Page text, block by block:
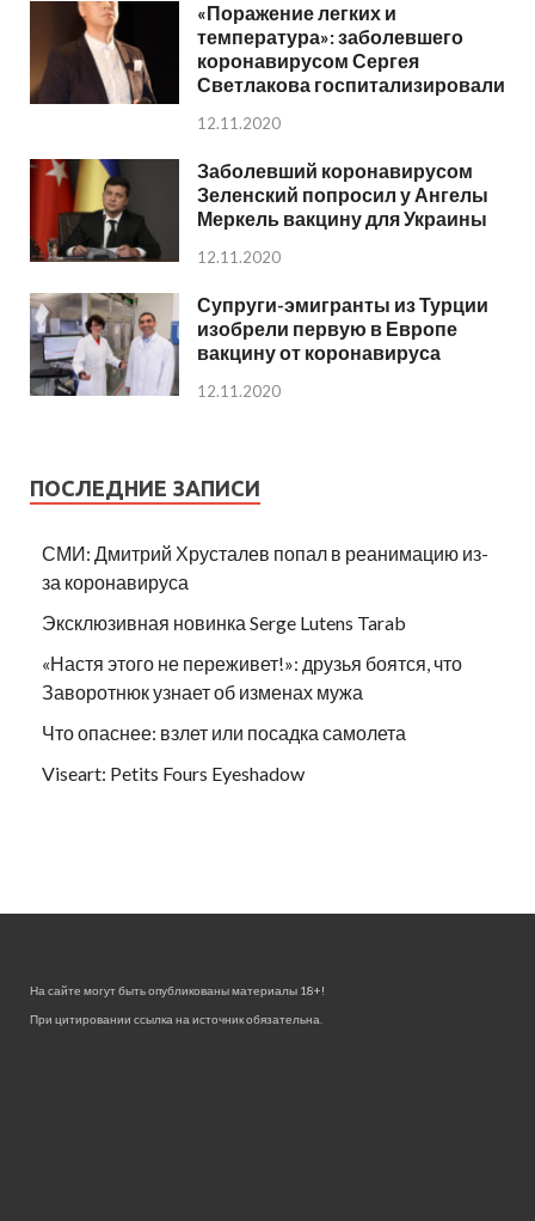
«Поражение легких и
температура»: заболевшего
коронавирусом Сергея
Светлакова госпитализировали
12.11.2020
Заболевший коронавирусом
Зеленский попросил у Ангелы
Меркель вакцину для Украины
12.11.2020
Супруги-эмигранты из Турции
изобрели первую в Европе
вакцину от коронавируса
12.11.2020
ПОСЛЕДНИЕ ЗАПИСИ
СМИ: Дмитрий Хрусталев попал в реанимацию из-
за коронавируса
Эксклюзивная новинка Serge Lutens Tarab
«Настя этого не переживет!»: друзья боятся, что
Заворотнюк узнает об изменах мужа
Что опаснее: взлет или посадка самолета
Viseart: Petits Fours Eyeshadow
На сайте могут быть опубликованы материалы 18+!
При цитировании ссылка на источник обязательна.